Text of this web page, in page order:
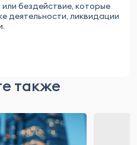
бездействие, которые
деятельности, ликвидации
также